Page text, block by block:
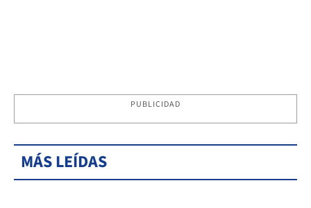
PUBLICIDAD
MÁS LEÍDAS